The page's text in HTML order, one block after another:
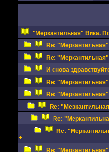
"Меркантильная" Вика.
Re:
Re:
И снова
Re:
Re:
Re:
Re:
Re:
+
Re: